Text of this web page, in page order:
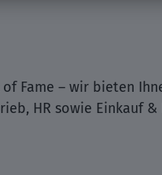
Fame – wir bieten
HR sowie Einkauf